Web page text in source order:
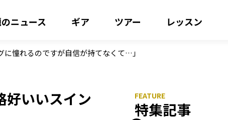
ニュース ギア ツアー レッスン
憧れるのですが自信が持てなくて…」
好いいスイン
特集記事